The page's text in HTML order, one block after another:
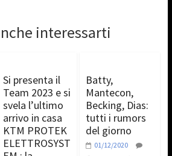
interessarti
Si presenta il
Team 2023 e si
svela l’ultimo
arrivo in casa
KTM PROTEK
ELETTROSYST
Batty,
Mantecon,
Becking, Dias:
tutti i rumors
del giorno
01/12/2020